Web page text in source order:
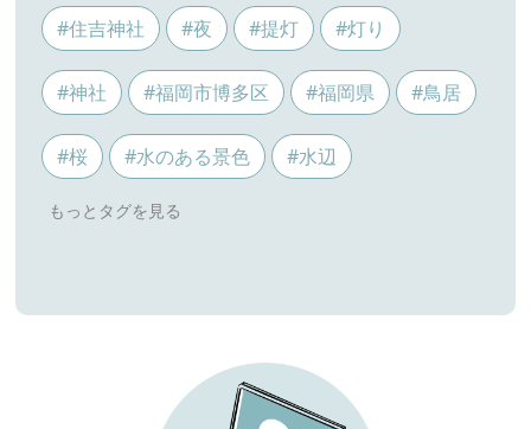
#住吉神社 #夜 #提灯 #灯り
#神社 #福岡市博多区 #福岡県 #鳥居
#桜 #水のある景色 #水辺